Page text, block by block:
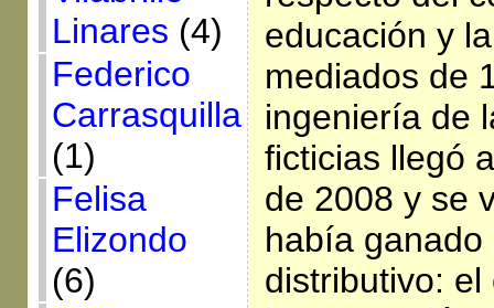
Linares (4)
Federico
Carrasquilla
(1)
Felisa
Elizondo
(6)
educación y
mediados de
ingeniería de
ficticias llegó
de 2008 y se
había
distributivo: